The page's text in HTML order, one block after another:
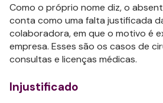
Como o próprio nome diz, o
conta como uma falta justificada
colaboradora, em que o motivo é
empresa. Esses são os casos de
consultas e licenças médicas.
Injustificado